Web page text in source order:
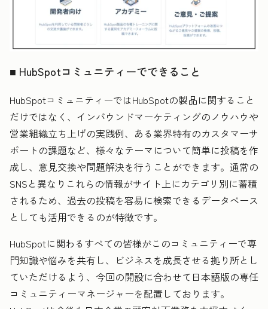
■ HubSpotコミュニティーでできること
HubSpotコミュニティーではHubSpotの製品に関すること
だけではなく、インバウンドマーケティングのノウハウや
営業組織立ち上げの実践例、ある業界特有のカスタマーサ
ポートの課題など、様々なテーマについて簡単に投稿を作
成し、意見交換や問題解決を行うことができます。通常の
SNSと異なりこれらの情報がサイト上にカテゴリ別に蓄積
されるため、過去の投稿を容易に検索できるデータベース
としても活用できるのが特徴です。
HubSpotに関わるすべての皆様がこのコミュニティーで専
門知識や悩みを共有し、ビジネスを成長させる拠り所とし
ていただけるよう、今回の開設に合わせて日本語版の専任
コミュニティーマネージャーを配置しております。